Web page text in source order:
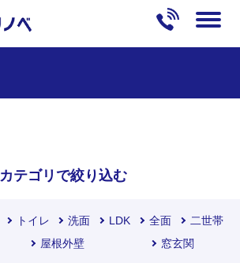
カテゴリで絞り込む
トイレ 洗面 LDK 全面
二世帯
屋根外壁 窓玄関